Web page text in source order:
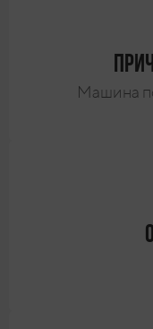
Машина